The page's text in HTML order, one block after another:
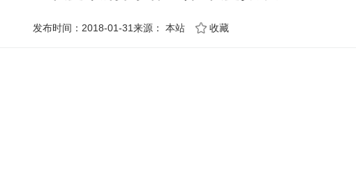
发布时间：2018-01-31来源： 本站 收藏